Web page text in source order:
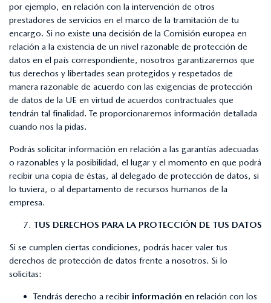
por ejemplo, en relación con la intervención de otros
prestadores de servicios en el marco de la tramitación de tu
encargo. Si no existe una decisión de la Comisión europea en
relación a la existencia de un nivel razonable de protección de
datos en el país correspondiente, nosotros garantizaremos que
tus derechos y libertades sean protegidos y respetados de
manera razonable de acuerdo con las exigencias de protección
de datos de la UE en virtud de acuerdos contractuales que
tendrán tal finalidad. Te proporcionaremos información detallada
cuando nos la pidas.
Podrás solicitar información en relación a las garantías adecuadas
o razonables y la posibilidad, el lugar y el momento en que podrá
recibir una copia de éstas, al delegado de protección de datos, si
lo tuviera, o al departamento de recursos humanos de la
empresa.
TUS DERECHOS PARA LA PROTECCIÓN DE TUS DATOS
Si se cumplen ciertas condiciones, podrás hacer valer tus
derechos de protección de datos frente a nosotros. Si lo
solicitas:
Tendrás derecho a recibir información en relación con los